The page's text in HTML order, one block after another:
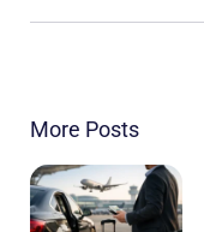
More Posts